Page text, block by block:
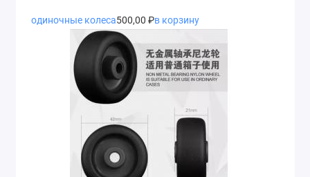
одиночные колеса500,00 ₽в корзину